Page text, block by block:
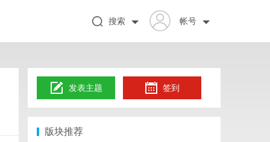
帐号
搜索
发表主题 签到
版块推荐